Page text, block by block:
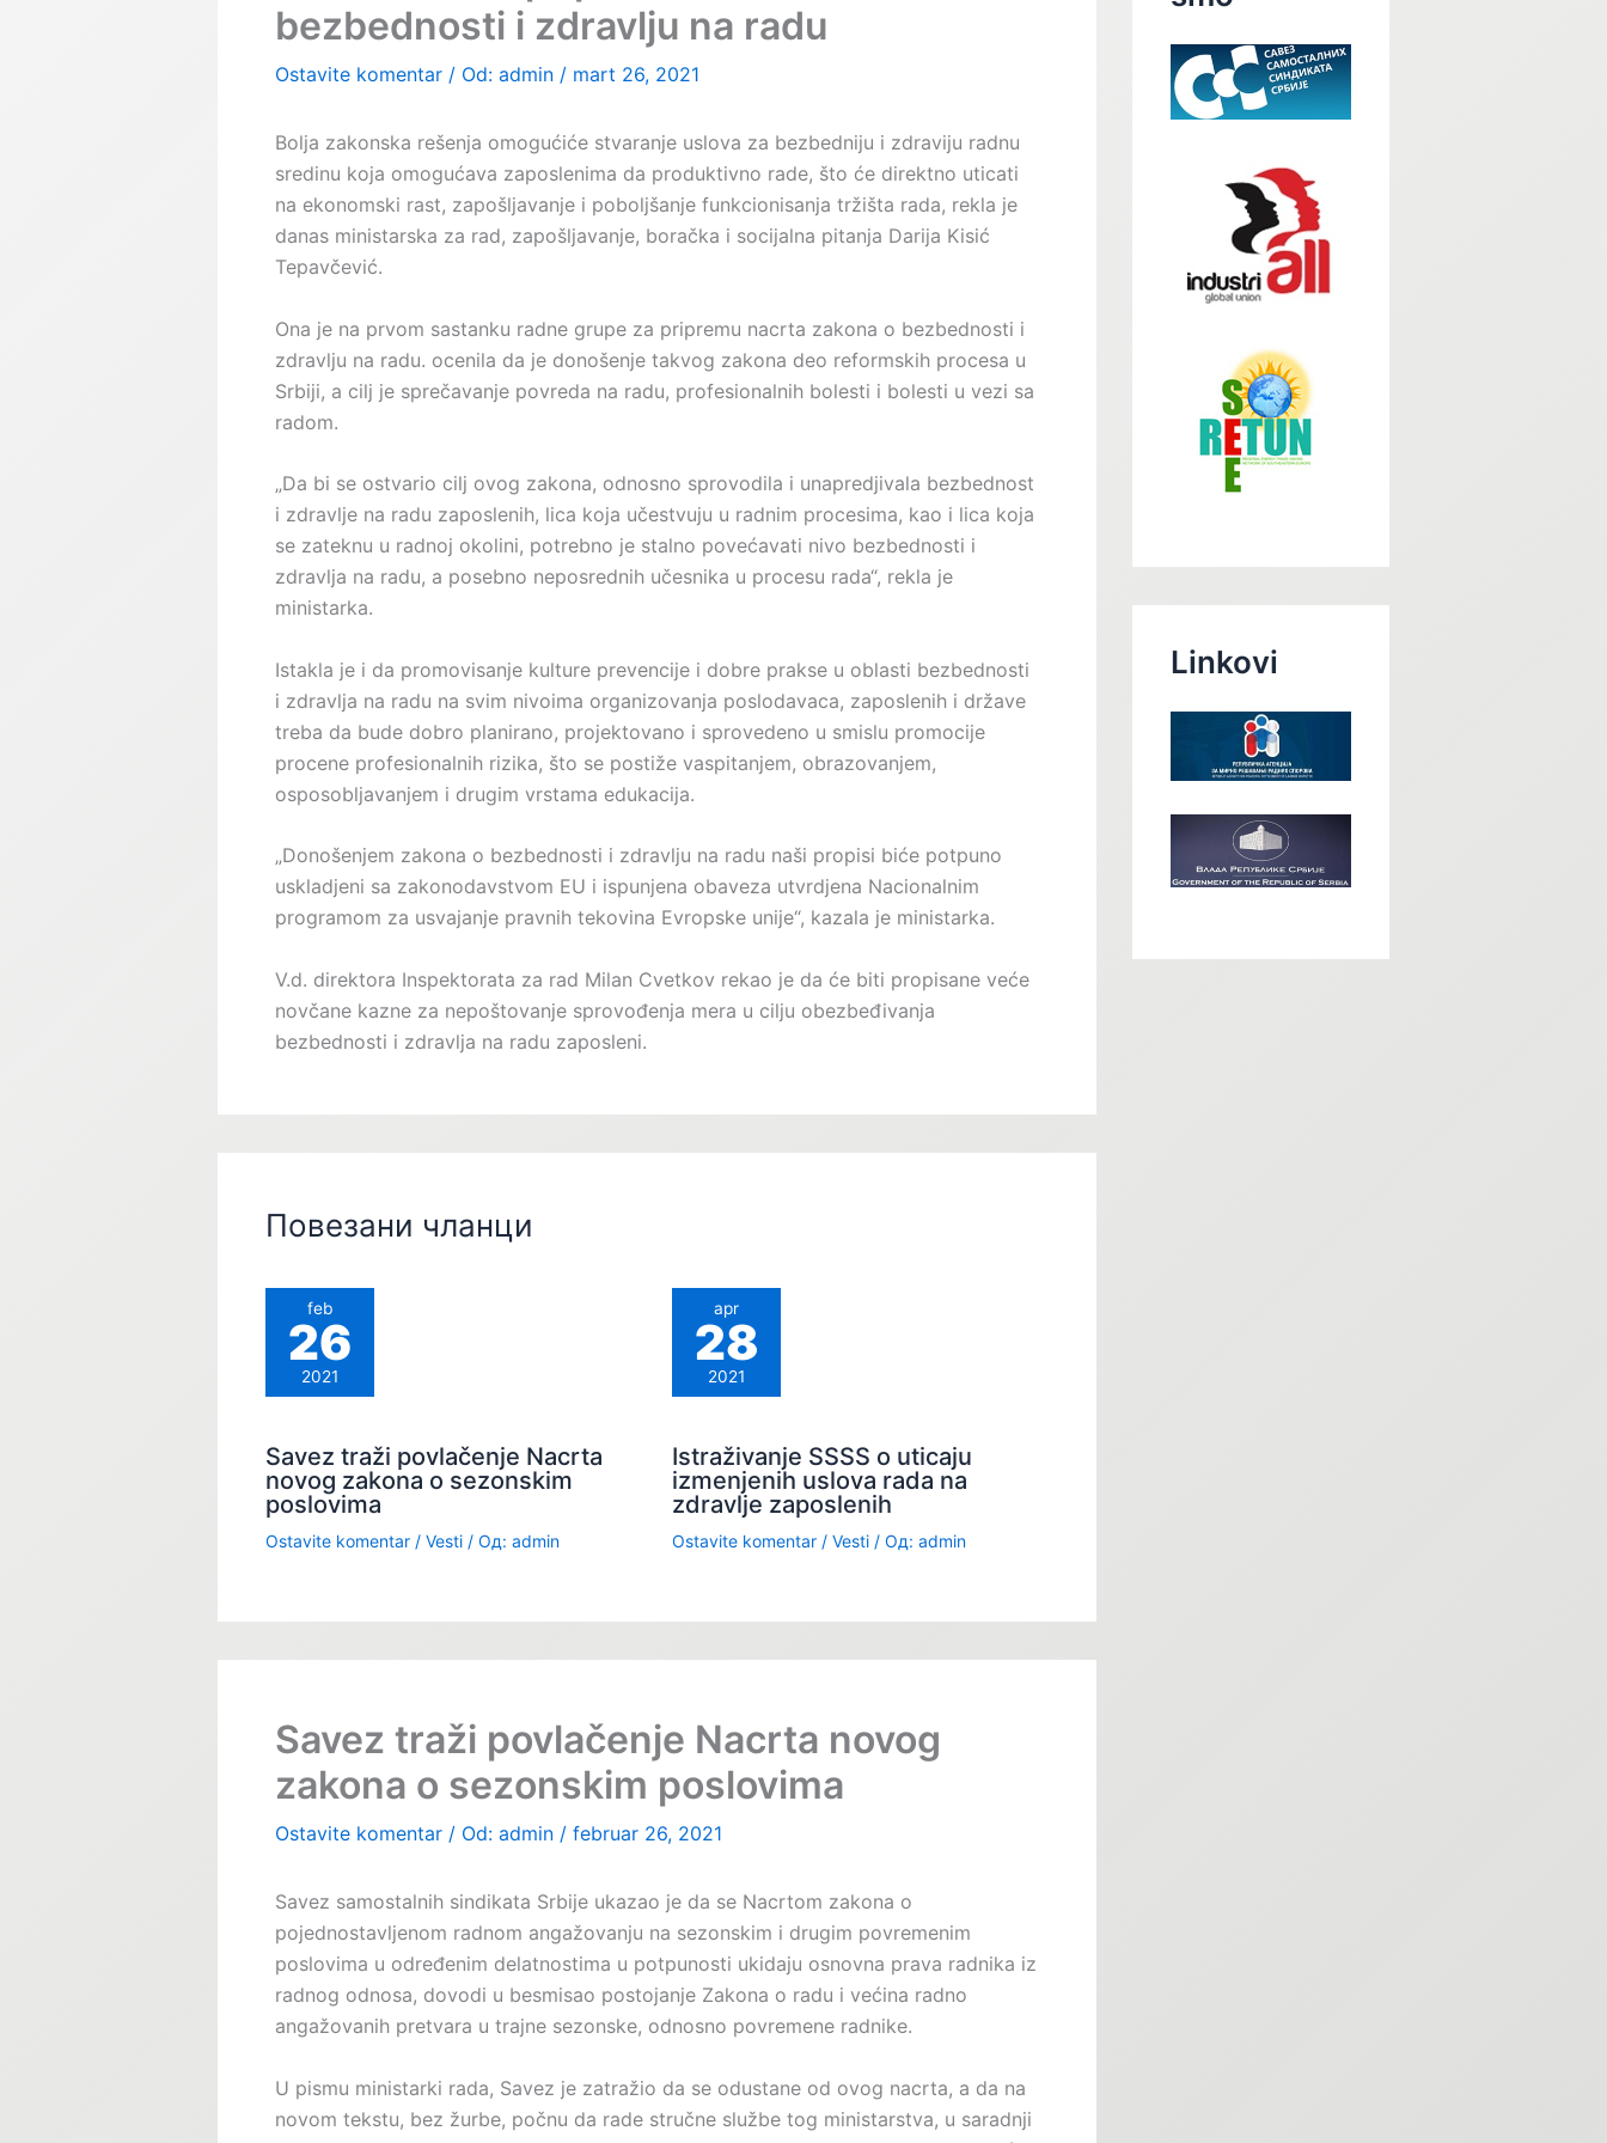
bezbednosti i zdravlju na radu
Ostavite komentar / Od: admin / mart 26, 2021
Bolja zakonska rešenja omogućiće stvaranje uslova za bezbedniju i zdraviju radnu
sredinu koja omogućava zaposlenima da produktivno rade, što će direktno uticati
na ekonomski rast, zapošljavanje i poboljšanje funkcionisanja tržišta rada, rekla je
danas ministarska za rad, zapošljavanje, boračka i socijalna pitanja Darija Kisić
Tepavčević.
Ona je na prvom sastanku radne grupe za pripremu nacrta zakona o bezbednosti i
zdravlju na radu. ocenila da je donošenje takvog zakona deo reformskih procesa u
Srbiji, a cilj je sprečavanje povreda na radu, profesionalnih bolesti i bolesti u vezi sa
radom.
„Da bi se ostvario cilj ovog zakona, odnosno sprovodila i unapredjivala bezbednost
i zdravlje na radu zaposlenih, lica koja učestvuju u radnim procesima, kao i lica koja
se zateknu u radnoj okolini, potrebno je stalno povećavati nivo bezbednosti i
zdravlja na radu, a posebno neposrednih učesnika u procesu rada“, rekla je
ministarka.
Istakla je i da promovisanje kulture prevencije i dobre prakse u oblasti bezbednosti
i zdravlja na radu na svim nivoima organizovanja poslodavaca, zaposlenih i države
treba da bude dobro planirano, projektovano i sprovedeno u smislu promocije
procene profesionalnih rizika, što se postiže vaspitanjem, obrazovanjem,
osposobljavanjem i drugim vrstama edukacija.
„Donošenjem zakona o bezbednosti i zdravlju na radu naši propisi biće potpuno
uskladjeni sa zakonodavstvom EU i ispunjena obaveza utvrdjena Nacionalnim
programom za usvajanje pravnih tekovina Evropske unije“, kazala je ministarka.
V.d. direktora Inspektorata za rad Milan Cvetkov rekao je da će biti propisane veće
novčane kazne za nepoštovanje sprovođenja mera u cilju obezbeđivanja
bezbednosti i zdravlja na radu zaposleni.
Повезани чланци
feb
26
2021
Savez traži povlačenje Nacrta
novog zakona o sezonskim
poslovima
Ostavite komentar / Vesti / Од: admin
apr
28
2021
Istraživanje SSSS o uticaju
izmenjenih uslova rada na
zdravlje zaposlenih
Ostavite komentar / Vesti / Од: admin
Savez traži povlačenje Nacrta novog
zakona o sezonskim poslovima
Ostavite komentar / Od: admin / februar 26, 2021
Savez samostalnih sindikata Srbije ukazao je da se Nacrtom zakona o
pojednostavljenom radnom angažovanju na sezonskim i drugim povremenim
poslovima u određenim delatnostima u potpunosti ukidaju osnovna prava radnika iz
radnog odnosa, dovodi u besmisao postojanje Zakona o radu i većina radno
angažovanih pretvara u trajne sezonske, odnosno povremene radnike.
U pismu ministarki rada, Savez je zatražio da se odustane od ovog nacrta, a da na
novom tekstu, bez žurbe, počnu da rade stručne službe tog ministarstva, u saradnji
Linkovi